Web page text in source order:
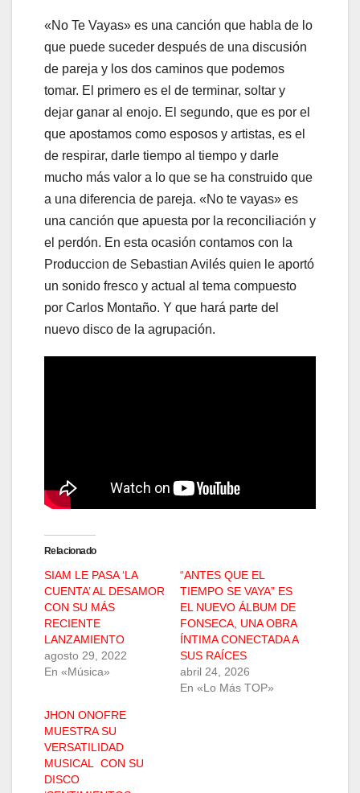
«No Te Vayas» es una canción que habla de lo
que puede suceder después de una discusión
de pareja y los dos caminos que podemos
tomar. El primero es el de terminar, soltar y
dejar ganar al enojo. El segundo, que es por el
que apostamos como esposos y artistas, es el
de respirar, darle tiempo al tiempo y darle
mucho más valor a lo que se ha construido que
a una diferencia de pareja. «No te vayas» es
una canción que apuesta por la reconciliación y
el perdón. En esta ocasión contamos con la
Produccion de Sebastian Avilés quien le aportó
un sonido fresco y actual al tema compuesto
por Carlos Montaño. Y que hará parte del
nuevo disco de la agrupación.
Relacionado
SIAM LE PASA ‘LA
CUENTA’ AL DESAMOR
CON SU MÁS
RECIENTE
LANZAMIENTO
agosto 29, 2022
En «Música»
“ANTES QUE EL
TIEMPO SE VAYA” ES
EL NUEVO ÁLBUM DE
FONSECA, UNA OBRA
ÍNTIMA CONECTADA A
SUS RAÍCES
abril 24, 2026
En «Lo Más TOP»
JHON ONOFRE
MUESTRA SU
VERSATILIDAD
MUSICAL CON SU
DISCO